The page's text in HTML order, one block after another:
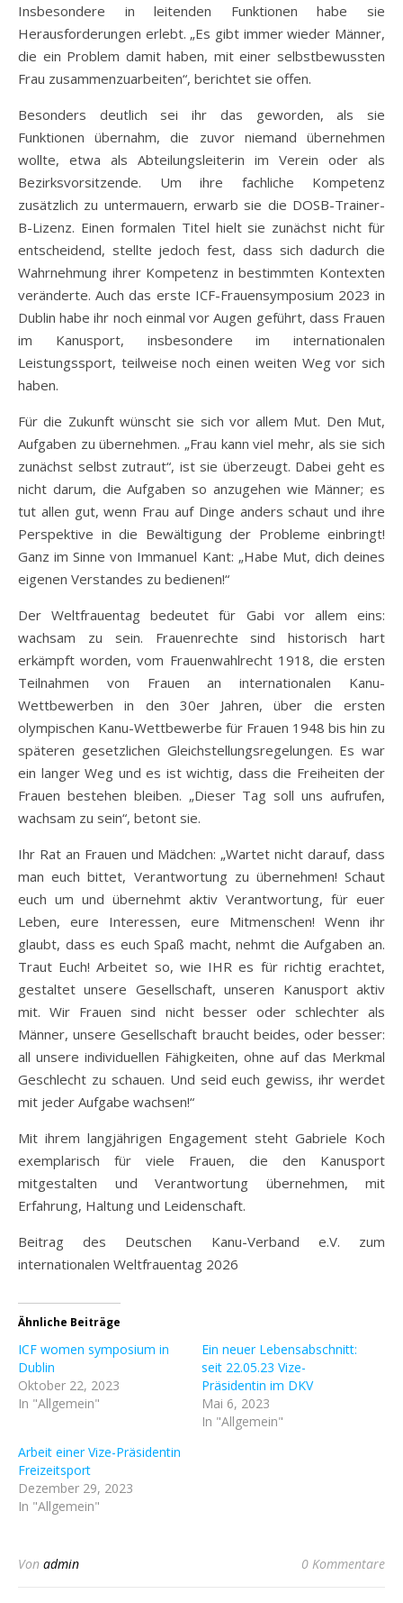
Insbesondere in leitenden Funktionen habe sie
Herausforderungen erlebt. „Es gibt immer wieder Männer,
die ein Problem damit haben, mit einer selbstbewussten
Frau zusammenzuarbeiten“, berichtet sie offen.
Besonders deutlich sei ihr das geworden, als sie
Funktionen übernahm, die zuvor niemand übernehmen
wollte, etwa als Abteilungsleiterin im Verein oder als
Bezirksvorsitzende. Um ihre fachliche Kompetenz
zusätzlich zu untermauern, erwarb sie die DOSB-Trainer-
B-Lizenz. Einen formalen Titel hielt sie zunächst nicht für
entscheidend, stellte jedoch fest, dass sich dadurch die
Wahrnehmung ihrer Kompetenz in bestimmten Kontexten
veränderte. Auch das erste ICF-Frauensymposium 2023 in
Dublin habe ihr noch einmal vor Augen geführt, dass Frauen
im Kanusport, insbesondere im internationalen
Leistungssport, teilweise noch einen weiten Weg vor sich
haben.
Für die Zukunft wünscht sie sich vor allem Mut. Den Mut,
Aufgaben zu übernehmen. „Frau kann viel mehr, als sie sich
zunächst selbst zutraut“, ist sie überzeugt. Dabei geht es
nicht darum, die Aufgaben so anzugehen wie Männer; es
tut allen gut, wenn Frau auf Dinge anders schaut und ihre
Perspektive in die Bewältigung der Probleme einbringt!
Ganz im Sinne von Immanuel Kant: „Habe Mut, dich deines
eigenen Verstandes zu bedienen!“
Der Weltfrauentag bedeutet für Gabi vor allem eins:
wachsam zu sein. Frauenrechte sind historisch hart
erkämpft worden, vom Frauenwahlrecht 1918, die ersten
Teilnahmen von Frauen an internationalen Kanu-
Wettbewerben in den 30er Jahren, über die ersten
olympischen Kanu-Wettbewerbe für Frauen 1948 bis hin zu
späteren gesetzlichen Gleichstellungsregelungen. Es war
ein langer Weg und es ist wichtig, dass die Freiheiten der
Frauen bestehen bleiben. „Dieser Tag soll uns aufrufen,
wachsam zu sein“, betont sie.
Ihr Rat an Frauen und Mädchen: „Wartet nicht darauf, dass
man euch bittet, Verantwortung zu übernehmen! Schaut
euch um und übernehmt aktiv Verantwortung, für euer
Leben, eure Interessen, eure Mitmenschen! Wenn ihr
glaubt, dass es euch Spaß macht, nehmt die Aufgaben an.
Traut Euch! Arbeitet so, wie IHR es für richtig erachtet,
gestaltet unsere Gesellschaft, unseren Kanusport aktiv
mit. Wir Frauen sind nicht besser oder schlechter als
Männer, unsere Gesellschaft braucht beides, oder besser:
all unsere individuellen Fähigkeiten, ohne auf das Merkmal
Geschlecht zu schauen. Und seid euch gewiss, ihr werdet
mit jeder Aufgabe wachsen!“
Mit ihrem langjährigen Engagement steht Gabriele Koch
exemplarisch für viele Frauen, die den Kanusport
mitgestalten und Verantwortung übernehmen, mit
Erfahrung, Haltung und Leidenschaft.
Beitrag des Deutschen Kanu-Verband e.V. zum
internationalen Weltfrauentag 2026
Ähnliche Beiträge
ICF women symposium in
Dublin
Oktober 22, 2023
In "Allgemein"
Ein neuer Lebensabschnitt:
seit 22.05.23 Vize-
Präsidentin im DKV
Mai 6, 2023
In "Allgemein"
Arbeit einer Vize-Präsidentin
Freizeitsport
Dezember 29, 2023
In "Allgemein"
Von admin 0 Kommentare